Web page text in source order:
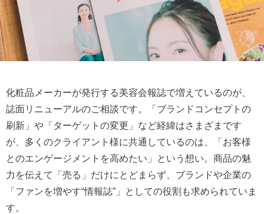
化粧品メーカーが発行する美容会報誌で増えているのが、
誌面リニューアルのご相談です。「ブランドコンセプトの
刷新」や「ターゲットの変更」など経緯はさまざまです
が、多くのクライアント様に共通しているのは、「お客様
とのエンゲージメントを高めたい」という想い。商品の魅
力を伝えて「売る」だけにとどまらず、ブランドや企業の
「ファンを増やす“情報誌”」としての役割も求められていま
す。